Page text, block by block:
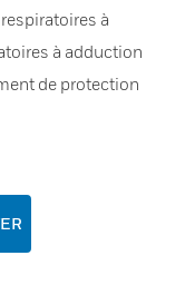
à
à adduction
de protection